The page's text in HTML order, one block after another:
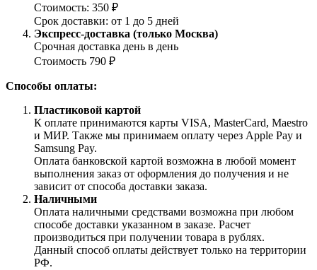
Стоимость: 350 ₽
Срок доставки: от 1 до 5 дней
Экспресс-доставка (только Москва)
Срочная доставка день в день
Стоимость 790 ₽
Способы оплаты:
Пластиковой картой
К оплате принимаются карты VISA, MasterCard, Maestro
и МИР. Также мы принимаем оплату через Apple Pay и
Samsung Pay.
Оплата банковской картой возможна в любой момент
выполнения заказ от оформления до получения и не
зависит от способа доставки заказа.
Наличными
Оплата наличными средствами возможна при любом
способе доставки указанном в заказе. Расчет
производиться при получении товара в рублях.
Данный способ оплаты действует только на территории
РФ.